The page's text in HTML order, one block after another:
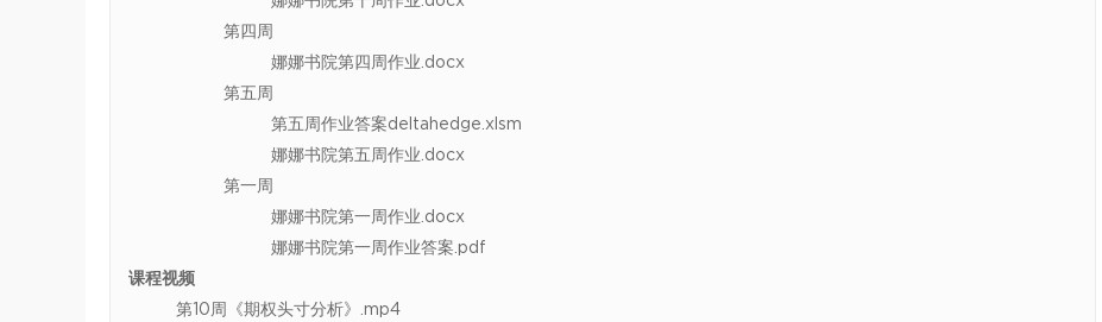
第四周
娜娜书院第四周作业.docx
第五周
第五周作业答案deltahedge.xlsm
娜娜书院第五周作业.docx
第一周
娜娜书院第一周作业.docx
娜娜书院第一周作业答案.pdf
课程视频
第10周《期权头寸分析》.mp4